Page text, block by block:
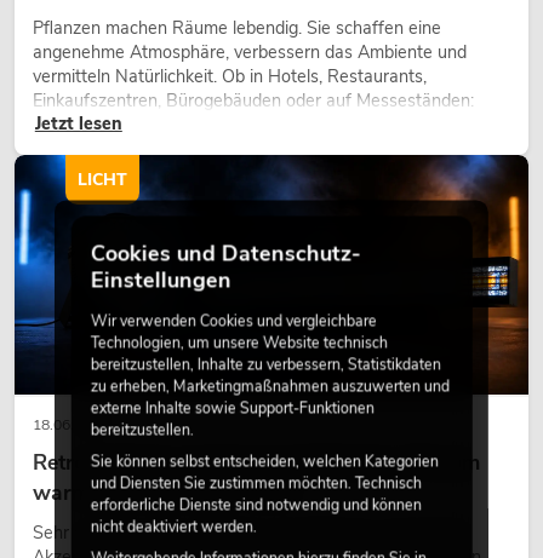
Pflanzen machen Räume lebendig. Sie schaffen eine
angenehme Atmosphäre, verbessern das Ambiente und
vermitteln Natürlichkeit. Ob in Hotels, Restaurants,
Einkaufszentren, Bürogebäuden oder auf Messeständen:
eine hochwertige Begrünung gehört heute längst zum
modernen Raumkonzept.
Jetzt lesen
18.06.2026
Retro-Licht im modernen Lichtdesign: Warum
warmes Licht wieder wirkt
Sehr warmes Licht, sichtbare Leuchtflächen und farbige
LICHT
Cookies und Datenschutz-
Einstellungen
Wir verwenden Cookies und vergleichbare
Technologien, um unsere Website technisch
bereitzustellen, Inhalte zu verbessern, Statistikdaten
zu erheben, Marketingmaßnahmen auszuwerten und
externe Inhalte sowie Support-Funktionen
bereitzustellen.
Sie können selbst entscheiden, welchen Kategorien
und Diensten Sie zustimmen möchten. Technisch
erforderliche Dienste sind notwendig und können
nicht deaktiviert werden.